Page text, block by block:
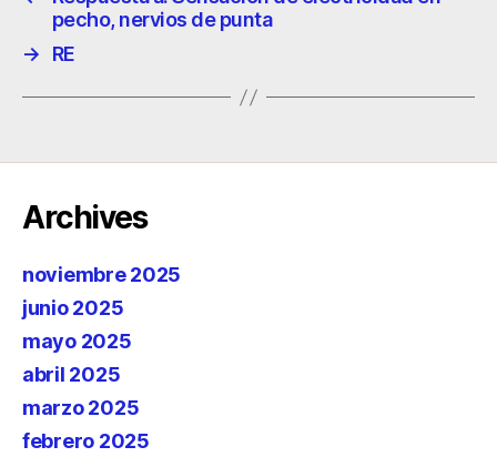
pecho, nervios de punta
→
RE
Archives
noviembre 2025
junio 2025
mayo 2025
abril 2025
marzo 2025
febrero 2025